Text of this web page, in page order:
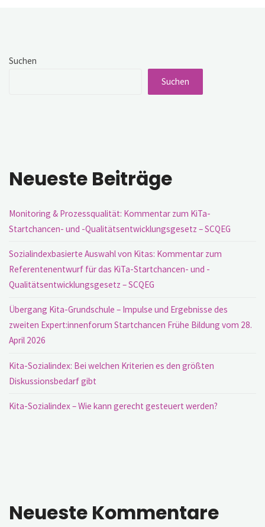
Suchen
Suchen
Neueste Beiträge
Monitoring & Prozessqualität: Kommentar zum KiTa-
Startchancen- und -Qualitätsentwicklungsgesetz – SCQEG
Sozialindexbasierte Auswahl von Kitas: Kommentar zum
Referentenentwurf für das KiTa-Startchancen- und -
Qualitätsentwicklungsgesetz – SCQEG
Übergang Kita-Grundschule – Impulse und Ergebnisse des
zweiten Expert:innenforum Startchancen Frühe Bildung vom 28.
April 2026
Kita-Sozialindex: Bei welchen Kriterien es den größten
Diskussionsbedarf gibt
Kita-Sozialindex – Wie kann gerecht gesteuert werden?
Neueste Kommentare